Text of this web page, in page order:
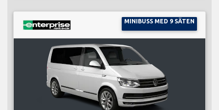
MINIBUSS MED 9 SÄTEN